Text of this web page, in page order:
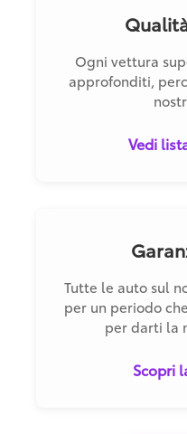
Ogni vettura
approfonditi,
Vedi
Tutte le auto sul
per un periodo
per darti la
Scopri